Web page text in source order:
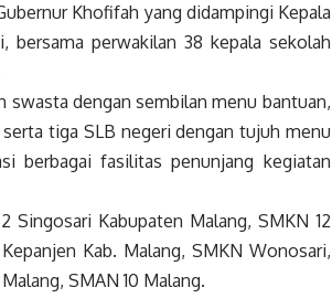
Khofifah yang didampingi Kepala
bersama perwakilan 38 kepala sekolah
swasta dengan sembilan menu bantuan,
tiga SLB negeri dengan tujuh menu
berbagai fasilitas penunjang kegiatan
Singosari Kabupaten Malang, SMKN 12
Kab. Malang, SMKN Wonosari,
SMAN 10 Malang.